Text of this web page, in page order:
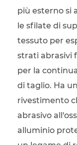
più esterno si
le sfilate di
tessuto per
strati abrasivi
per la
di taglio. Ha un
rivestimento
abrasivo
alluminio